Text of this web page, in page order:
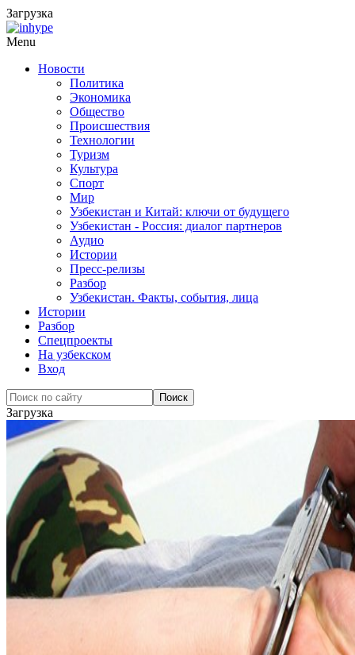
Загрузка
Menu
Новости
Политика
Экономика
Общество
Происшествия
Технологии
Туризм
Культура
Спорт
Мир
Узбекистан и Китай: ключи от будущего
Узбекистан - Россия: диалог партнеров
Аудио
Истории
Пресс-релизы
Разбор
Узбекистан. Факты, события, лица
Истории
Разбор
Спецпроекты
На узбекском
Вход
Загрузка